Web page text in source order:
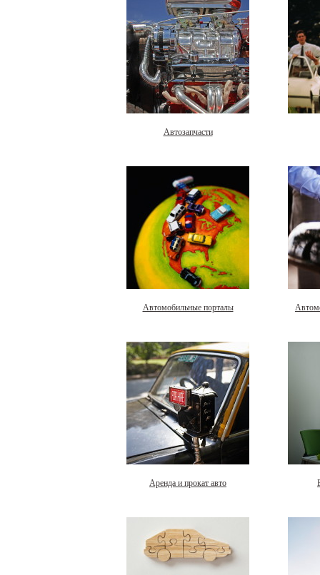
Автозапчасти
Автомобильные порталы
Аренда и прокат авто